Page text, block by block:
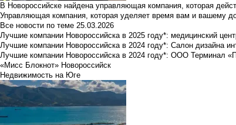
В Новороссийске найдена управляющая компания, которая
Управляющая компания, которая уделяет время вам и вашему
Все новости по теме 25.03.2026
Лучшие компании Новороссийска в 2025 году*: медицинский
Лучшие компании Новороссийска в 2024 году*: Салон дизайна
Лучшие компании Новороссийска в 2024 году*: ООО Терминал
«Мисс Блокнот» Новороссийск
Недвижимость на Юге